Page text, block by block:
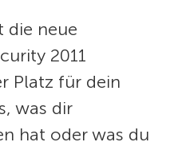
die neue
2011
Platz für dein
was dir
hat oder was du